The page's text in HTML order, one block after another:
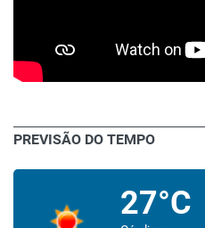
PREVISÃO DO TEMPO
27°C